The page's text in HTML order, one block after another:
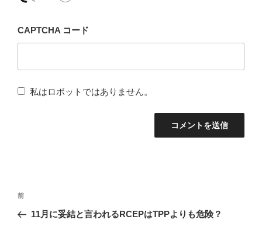
CAPTCHA コード
私はロボットではありません。
投
稿
前
の
前
11月に妥結と言われるRCEPはTPPよりも危険？